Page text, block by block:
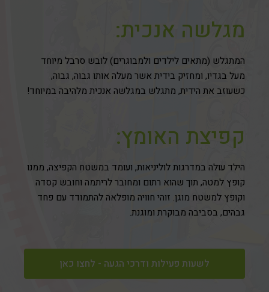
מגלשה אנכית:
המתגלש (מתאים לילדים ולמבוגרים) לובש סרבל מיוחד
מעל בגדיו, ומחזיק בידית אשר מעלה אותו גבוה, גבוה,
כשעוזב את הידית, מתגלש במגלשה אנכית מלהיבה במיוחד!
קפיצת האומץ:
הילד עולה במדרגות לוליניאות, ועומד במשטח הקפיצה, ממנו
קופץ למטה, תוך שהוא רתום ומחובר לריתמה וחובש קסדה
וקופץ למשטח מוגן. זוהי חוויה מופלאה להתמודד עם פחד
גבהים, בסביבה מבוקרת ומוגנת.
לשעות פעילות ודרכי הגעה - לחצו כאן